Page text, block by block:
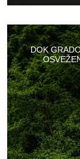
DOK